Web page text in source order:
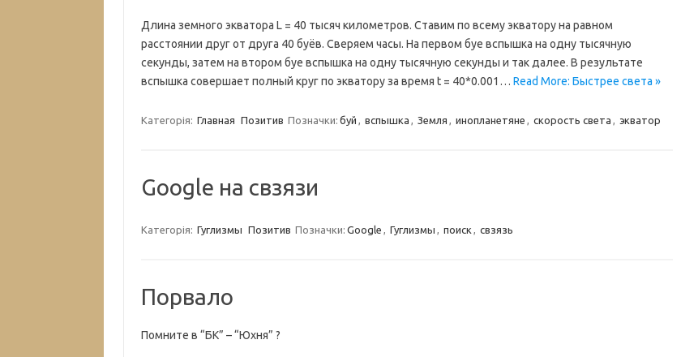
Длина земного экватора L = 40 тысяч километров. Ставим по всему экватору на равном
расстоянии друг от друга 40 буёв. Сверяем часы. На первом буе вспышка на одну тысячную
секунды, затем на втором буе вспышка на одну тысячную секунды и так далее. В результате
вспышка совершает полный круг по экватору за время t = 40*0.001… Read More: Быстрее света »
Категорія: Главная Позитив Позначки: буй , вспышка , Земля , инопланетяне , скорость света , экватор
Google на свзязи
Категорія: Гуглизмы Позитив Позначки: Google , Гуглизмы , поиск , свзязь
Порвало
Помните в “БК” – “Юхня” ?